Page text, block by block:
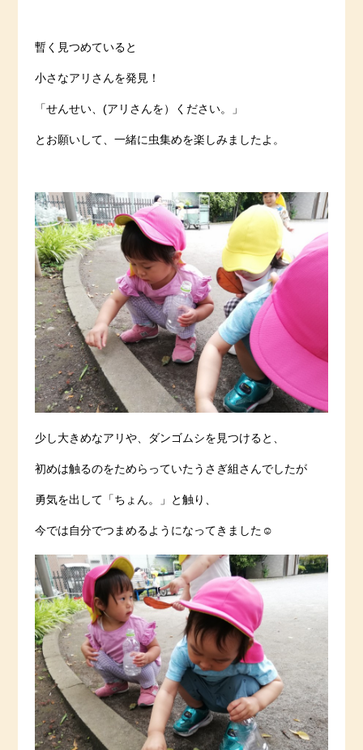
暫く見つめていると
小さなアリさんを発見！
「せんせい、(アリさんを）ください。」
とお願いして、一緒に虫集めを楽しみましたよ。
少し大きめなアリや、ダンゴムシを見つけると、
初めは触るのをためらっていたうさぎ組さんでしたが
勇気を出して「ちょん。」と触り、
今では自分でつまめるようになってきました☺